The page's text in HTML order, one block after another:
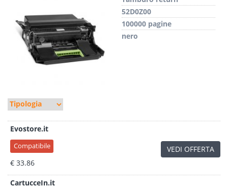
52D0Z00
100000 pagine
nero
Evostore.it
Compatibile
€ 33.86
VEDI OFFERTA
CartucceIn.it